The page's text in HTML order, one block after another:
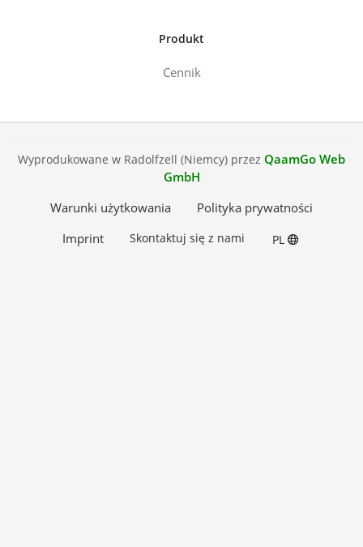
Produkt
Cennik
Wyprodukowane w Radolfzell (Niemcy) przez QaamGo Web
GmbH
Warunki użytkowania
Polityka prywatności
Imprint
Skontaktuj się z nami PL